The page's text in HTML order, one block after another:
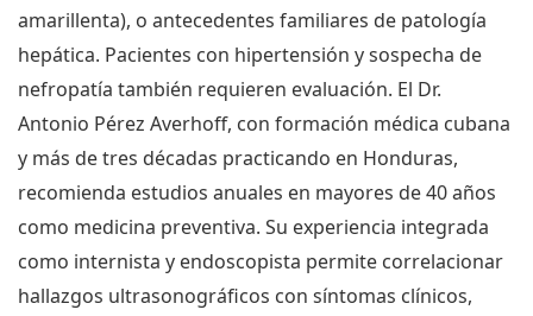
amarillenta), o antecedentes familiares de patología
hepática. Pacientes con hipertensión y sospecha de
nefropatía también requieren evaluación. El Dr.
Antonio Pérez Averhoff, con formación médica cubana
y más de tres décadas practicando en Honduras,
recomienda estudios anuales en mayores de 40 años
como medicina preventiva. Su experiencia integrada
como internista y endoscopista permite correlacionar
hallazgos ultrasonográficos con síntomas clínicos,